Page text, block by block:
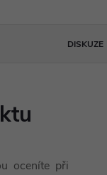
DISKUZE
oceníte při